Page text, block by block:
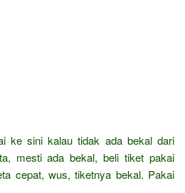
ke sini kalau tidak ada bekal dari
mesti ada bekal, beli tiket pakai
cepat, wus, tiketnya bekal. Pakai